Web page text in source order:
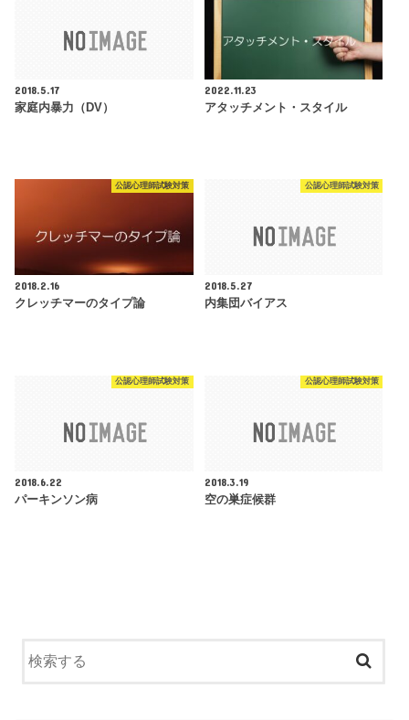
2018.5.17
家庭内暴力（DV）
2022.11.23
アタッチメント・スタイル
公認心理師試験対策
2018.2.16
クレッチマーのタイプ論
公認心理師試験対策
2018.5.27
内集団バイアス
公認心理師試験対策
2018.6.22
パーキンソン病
公認心理師試験対策
2018.3.19
空の巣症候群